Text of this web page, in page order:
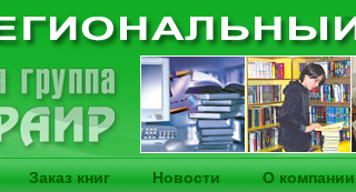
Заказ книг Новости О компании